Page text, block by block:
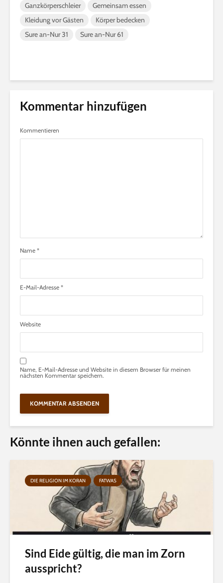
Ganzkörperschleier
Gemeinsam essen
Kleidung vor Gästen
Körper bedecken
Sure an-Nur 31
Sure an-Nur 61
Kommentar hinzufügen
Kommentieren
Name *
E-Mail-Adresse *
Website
Name, E-Mail-Adresse und Website in diesem Browser für meinen
nächsten Kommentar speichern.
Könnte ihnen auch gefallen:
DIE RELIGION IM KORAN FATWAS
Sind Eide gültig, die man im Zorn
ausspricht?